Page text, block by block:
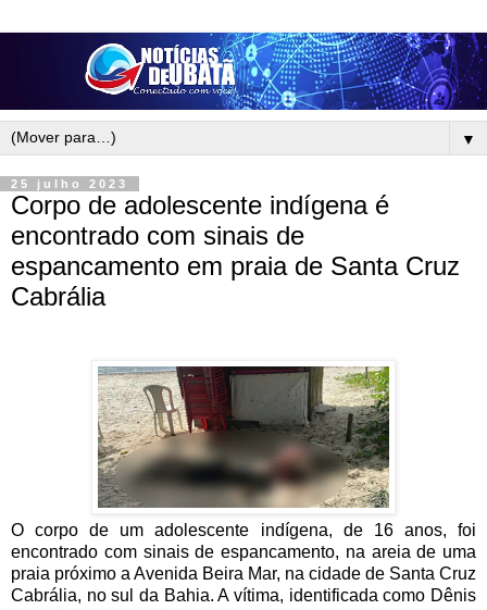
▼
25 julho 2023
Corpo de adolescente indígena é
encontrado com sinais de
espancamento em praia de Santa Cruz
Cabrália
O corpo de um adolescente indígena, de 16 anos, foi
encontrado com sinais de espancamento, na areia de uma
praia próximo a Avenida Beira Mar, na cidade de Santa Cruz
Cabrália, no sul da Bahia. A vítima, identificada como Dênis